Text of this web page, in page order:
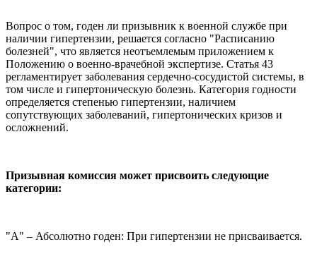
Вопрос о том, годен ли призывник к военной службе при
наличии гипертензии, решается согласно "Расписанию
болезней", что является неотъемлемым приложением к
Положению о военно-врачебной экспертизе. Статья 43
регламентирует заболевания сердечно-сосудистой системы, в
том числе и гипертоническую болезнь. Категория годности
определяется степенью гипертензии, наличием
сопутствующих заболеваний, гипертонических кризов и
осложнений.
Призывная комиссия может присвоить следующие
категории:
"А" – Абсолютно годен: При гипертензии не присваивается.